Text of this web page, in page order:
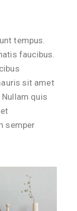
tempus.
faucibus.
sit amet
quis
semper